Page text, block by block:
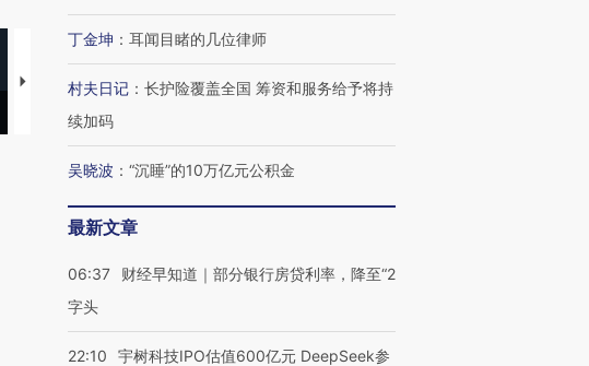
【推广】走进第四届链博
【商旅对话】华住集团
丁金坤 ： 耳闻目睹的几位律师
村夫日记 ： 长护险覆盖全国 筹资和服务给予将持
续加码
吴晓波 ： “沉睡”的10万亿元公积金
最新文章
06:37
财经早知道｜部分银行房贷利率，降至“2
字头
22:10
宇树科技IPO估值600亿元 DeepSeek参